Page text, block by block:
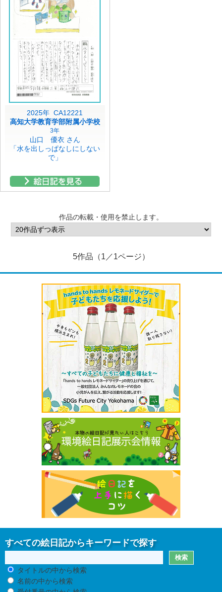
2025年 CA12221
高知大学教育学部附属小学校
3年
山口 優衣 さん
「水を出しっぱなしにしない
で」
作品の転載・使用を禁止します。
5作品（1／1ページ）
すべての絵日記からキーワードで探す
タイトルの中から検索
名前の中から検索